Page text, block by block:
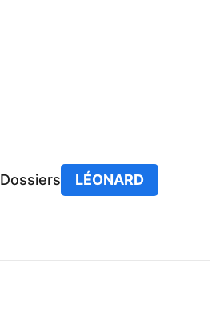
Dossiers LÉONARD